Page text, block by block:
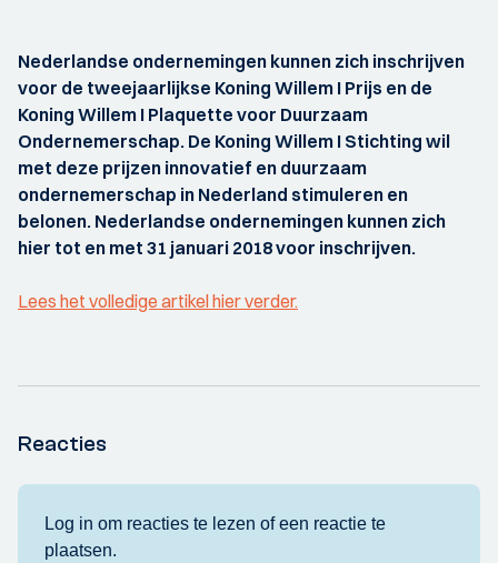
Nederlandse ondernemingen kunnen zich inschrijven
voor de tweejaarlijkse Koning Willem I Prijs en de
Koning Willem I Plaquette voor Duurzaam
Ondernemerschap. De Koning Willem I Stichting wil
met deze prijzen innovatief en duurzaam
ondernemerschap in Nederland stimuleren en
belonen. Nederlandse ondernemingen kunnen zich
hier tot en met 31 januari 2018 voor inschrijven.
Lees het volledige artikel hier verder.
Reacties